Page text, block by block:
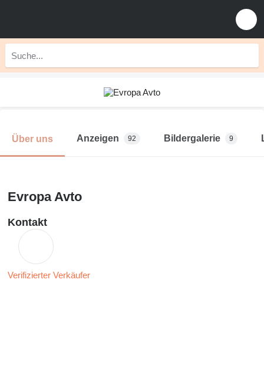
Über uns Anzeigen 92 Bildergalerie 9
Evropa Avto
Kontakt
Verifizierter Verkäufer